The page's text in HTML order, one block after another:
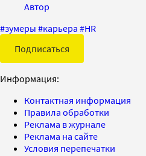
Автор
#зумеры #карьера #HR
Подписаться
Информация:
Контактная информация
Правила обработки
Реклама в журнале
Реклама на сайте
Условия перепечатки